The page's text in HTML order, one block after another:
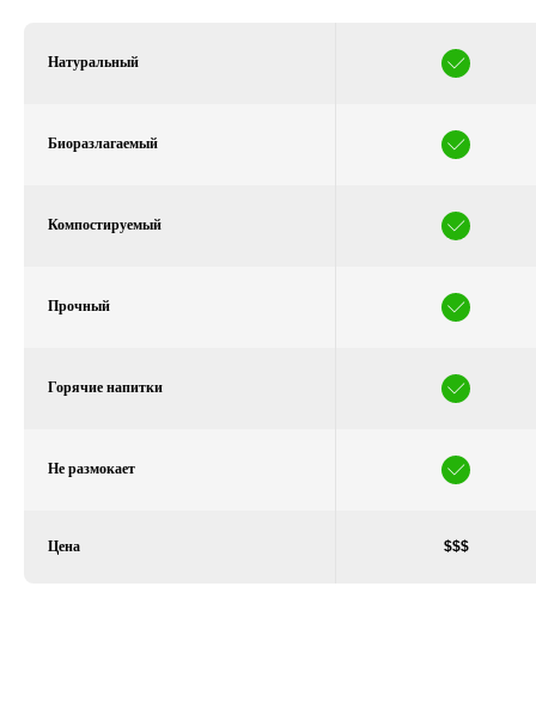
Натуральный
Биоразлагаемый
Компостируемый
Прочный
Горячие напитки
Не размокает
Цена $$$